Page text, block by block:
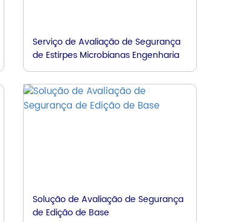
Serviço de Avaliação de Segurança
de Estirpes Microbianas Engenharia
Solução de Avaliação de Segurança
de Edição de Base